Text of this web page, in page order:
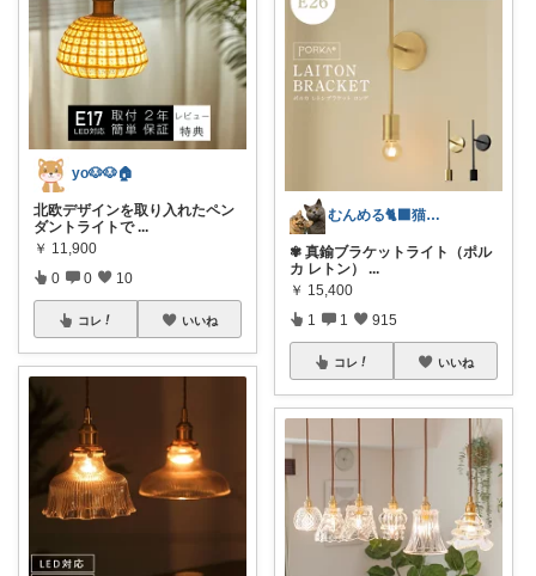
yo🐶🐶🏠
北欧デザインを取り入れたペン
ダントライトで ...
￥ 11,900
0 0 10
コレ いいね
むんめる🐈‍⬛猫と快適ライフ🐈朝コレ
✾ 真鍮ブラケットライト（ポル
カ レトン）
...
￥ 15,400
1 1 915
コレ いいね